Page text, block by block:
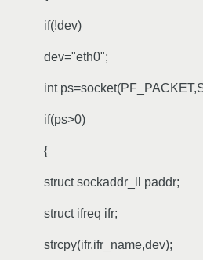
if(!dev)
dev="eth0";
int
if(ps>0)
{
struct sockaddr_ll paddr;
struct ifreq ifr;
strcpy(ifr.ifr_name,dev);